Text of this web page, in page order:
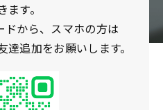
ます。
ドから、スマホの方は
達追加をお願いします。